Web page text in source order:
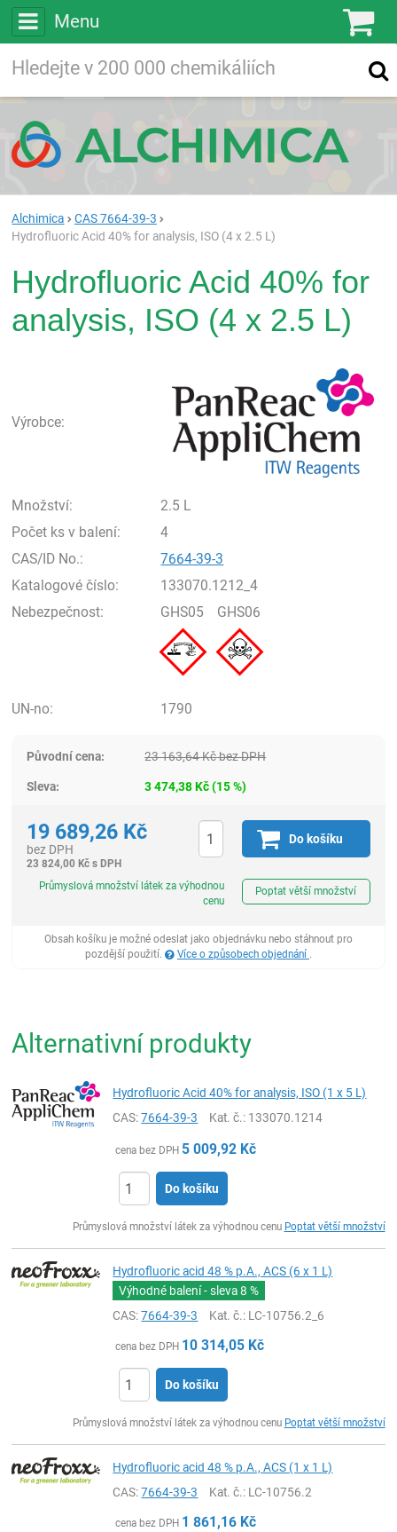
Menu
Vyhledávání
Alchimica
CAS 7664-39-3
Hydrofluoric Acid 40% for analysis, ISO (4 x 2.5 L)
Hydrofluoric Acid 40% for
analysis, ISO (4 x 2.5 L)
Výrobce:
Množství:
2.5 L
Počet ks v balení:
4
CAS/ID No.:
7664-39-3
Katalogové číslo:
133070.1212_4
Nebezpečnost:
GHS05 GHS06
UN-no: 1790
Původní cena: 23 163,64Kčbez DPH
Sleva: 3 474,38Kč(15%)
19 689,26 Kč
bez DPH
23 824,00 Kč s DPH
Do košíku
Průmyslová množství látek za výhodnou
cenu
Poptat větší množství
Obsah košíku je možné odeslat jako objednávku nebo stáhnout pro
pozdější použití.
Více o způsobech objednání
Alternativní produkty
Hydrofluoric Acid 40% for analysis, ISO (1 x 5 L)
CAS:7664-39-3 Kat. č.: 133070.1214
cena bez DPH 5 009,92 Kč
Do košíku
Průmyslová množství látek za výhodnou cenu Poptat větší množství
Hydrofluoric acid 48 % p.A., ACS (6 x 1 L)
Výhodné balení - sleva8 %
CAS:7664-39-3 Kat. č.: LC-10756.2_6
cena bez DPH 10 314,05 Kč
Do košíku
Průmyslová množství látek za výhodnou cenu Poptat větší množství
Hydrofluoric acid 48 % p.A., ACS (1 x 1 L)
CAS:7664-39-3 Kat. č.: LC-10756.2
cena bez DPH 1 861,16 Kč